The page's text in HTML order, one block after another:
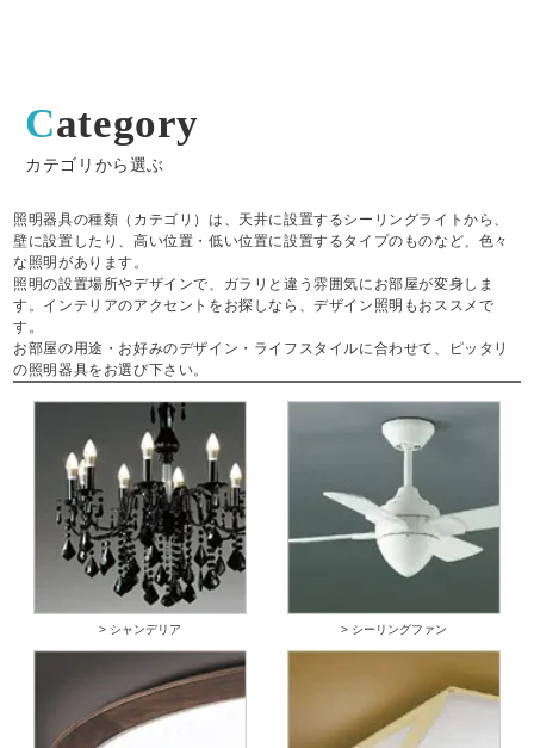
Category
カテゴリから選ぶ
照明器具の種類（カテゴリ）は、天井に設置するシーリングライトから、
壁に設置したり、高い位置・低い位置に設置するタイプのものなど、色々
な照明があります。
照明の設置場所やデザインで、ガラリと違う雰囲気にお部屋が変身しま
す。インテリアのアクセントをお探しなら、デザイン照明もおススメで
す。
お部屋の用途・お好みのデザイン・ライフスタイルに合わせて、ピッタリ
の照明器具をお選び下さい。
> シャンデリア > シーリングファン